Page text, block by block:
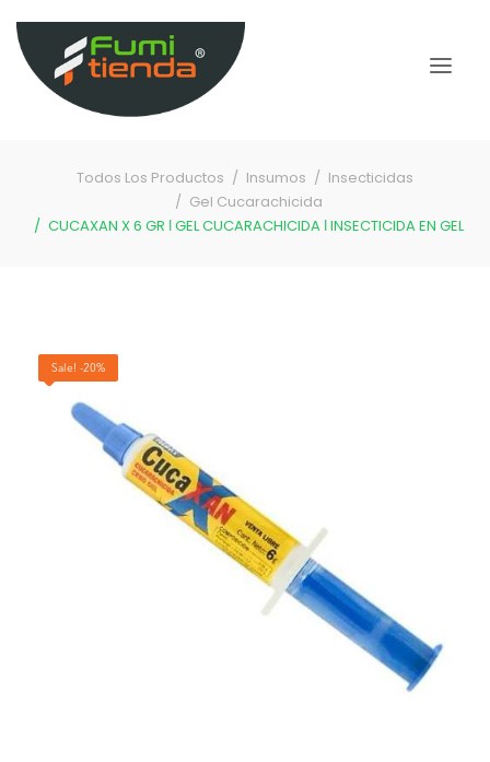
Todos Los Productos Insumos
Insecticidas
Gel Cucarachicida
CUCAXAN X 6 GR ǀ GEL CUCARACHICIDA ǀ INSECTICIDA EN GEL
Sale! -20%